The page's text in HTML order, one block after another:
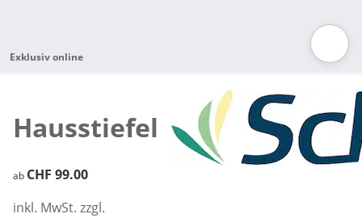
Exklusiv online
Hausstiefel
CHF 99.00
ab CHF 99.00
inkl. MwSt. zzgl.